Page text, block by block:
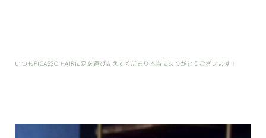
いつもPICASSO HAIRに足を運び支えてくださり本当にありがとうございます！